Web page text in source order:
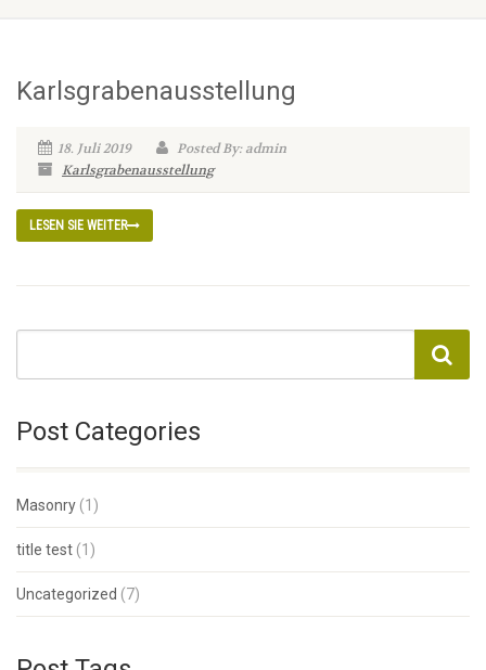
Karlsgrabenausstellung
18. Juli 2019
Posted By: admin
Karlsgrabenausstellung
LESEN SIE WEITER
Post Categories
Masonry (1)
title test (1)
Uncategorized (7)